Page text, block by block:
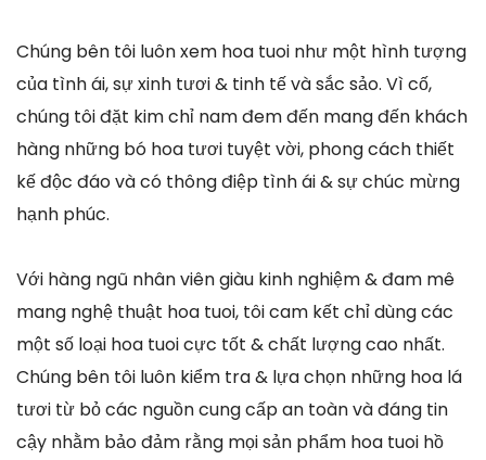
Chúng bên tôi luôn xem hoa tuoi như một hình tượng
của tình ái, sự xinh tươi & tinh tế và sắc sảo. Vì cố,
chúng tôi đặt kim chỉ nam đem đến mang đến khách
hàng những bó hoa tươi tuyệt vời, phong cách thiết
kế độc đáo và có thông điệp tình ái & sự chúc mừng
hạnh phúc.
Với hàng ngũ nhân viên giàu kinh nghiệm & đam mê
mang nghệ thuật hoa tuoi, tôi cam kết chỉ dùng các
một số loại hoa tuoi cực tốt & chất lượng cao nhất.
Chúng bên tôi luôn kiểm tra & lựa chọn những hoa lá
tươi từ bỏ các nguồn cung cấp an toàn và đáng tin
cậy nhằm bảo đảm rằng mọi sản phẩm hoa tuoi hồ